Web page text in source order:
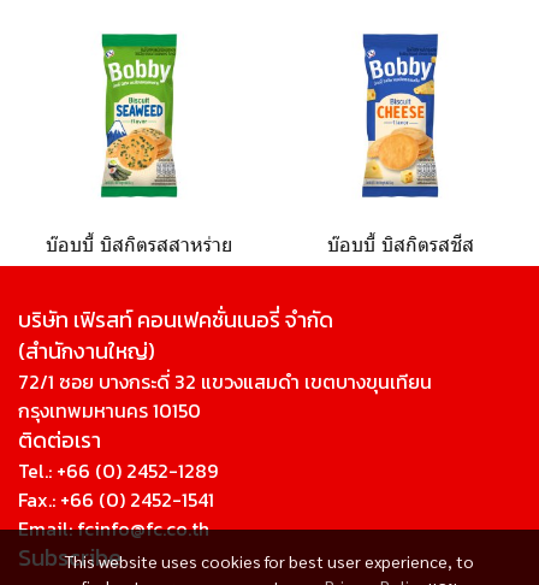
บ๊อบบี้ บิสกิตรสสาหร่าย บ๊อบบี้ บิสกิตรสชีส
This website uses cookies for best user experience, to
บริษัท เฟิรสท์ คอนเฟคชั่นเนอรี่ จํากัด
(สํานักงานใหญ่)
72/1 ซอย บางกระดี่ 32 แขวงแสมดำ เขตบางขุนเทียน
กรุงเทพมหานคร 10150
ติดต่อเรา
Tel.: +66 (0) 2452-1289
Fax.: +66 (0) 2452-1541
Email:fcinfo@fc.co.th
Subscribe